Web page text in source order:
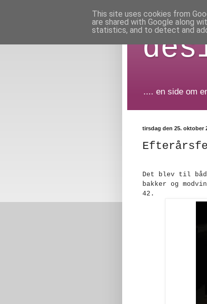
.... en side om
tirsdag den 25. oktober
Det blev til
bakker og
42.
This site uses cookies from
are shared with Google along
statistics, and to detect and